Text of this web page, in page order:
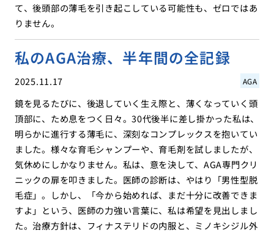
て、後頭部の薄毛を引き起こしている可能性も、ゼロではあ
りません。
私のAGA治療、半年間の全記録
2025.11.17 AGA
鏡を見るたびに、後退していく生え際と、薄くなっていく頭
頂部に、ため息をつく日々。30代後半に差し掛かった私は、
明らかに進行する薄毛に、深刻なコンプレックスを抱いてい
ました。様々な育毛シャンプーや、育毛剤を試しましたが、
気休めにしかなりません。私は、意を決して、AGA専門クリ
ニックの扉を叩きました。医師の診断は、やはり「男性型脱
毛症」。しかし、「今から始めれば、まだ十分に改善できま
すよ」という、医師の力強い言葉に、私は希望を見出しまし
た。治療方針は、フィナステリドの内服と、ミノキシジル外